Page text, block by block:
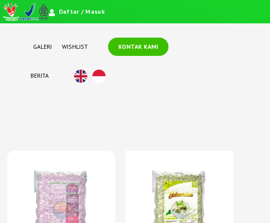
Daftar / Masuk
GALERI WISHLIST KONTAK KAMI
BERITA